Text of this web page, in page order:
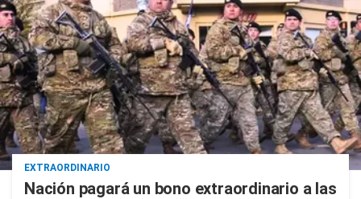
EXTRAORDINARIO
Nación pagará un bono extraordinario a las